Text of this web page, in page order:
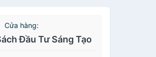
Cửa hàng:
Đầu Tư Sáng Tạo